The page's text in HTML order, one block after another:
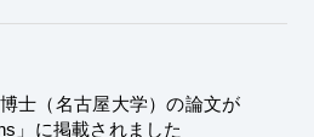
士（名古屋大学）の論文が
」に掲載されました